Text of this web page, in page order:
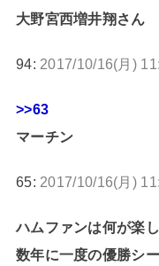
大野宮西増井翔さん
94: 2017/10/16(月)
>>63
マーチン
65: 2017/10/16(月)
ハムファンは何が楽
数年に一度の優勝シ